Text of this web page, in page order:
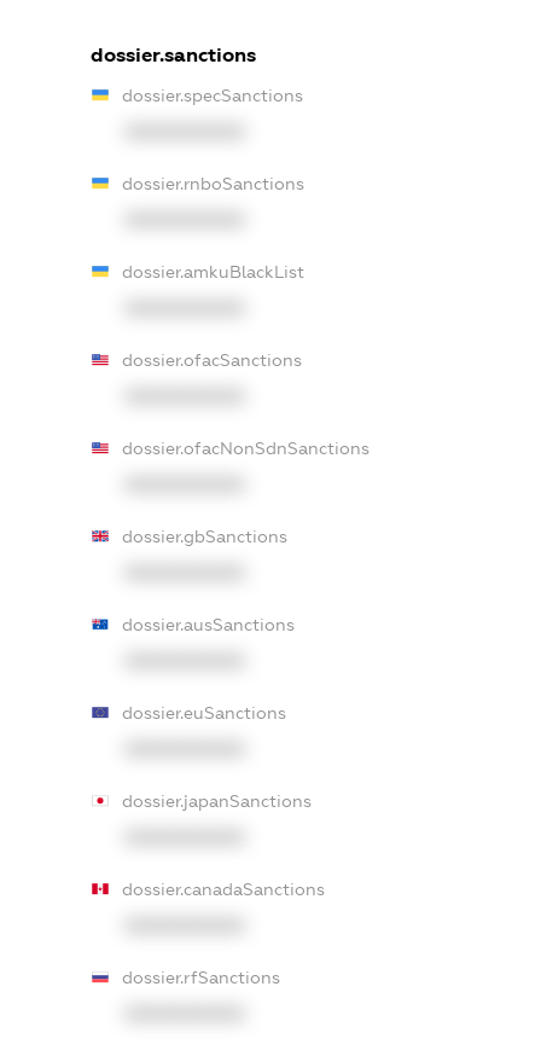
dossier.sanctions
dossier.specSanctions
dossier.rnboSanctions
dossier.amkuBlackList
dossier.ofacSanctions
dossier.ofacNonSdnSanctions
dossier.gbSanctions
dossier.ausSanctions
dossier.euSanctions
dossier.japanSanctions
dossier.canadaSanctions
dossier.rfSanctions